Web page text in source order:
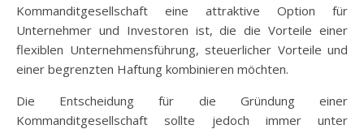
Kommanditgesellschaft eine attraktive Option für
Unternehmer und Investoren ist, die die Vorteile einer
flexiblen Unternehmensführung, steuerlicher Vorteile und
einer begrenzten Haftung kombinieren möchten.
Die Entscheidung für die Gründung einer
Kommanditgesellschaft sollte jedoch immer unter